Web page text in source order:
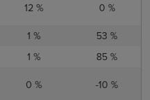
12 %
0 %
1 %
53 %
1 %
85 %
0 %
-10 %